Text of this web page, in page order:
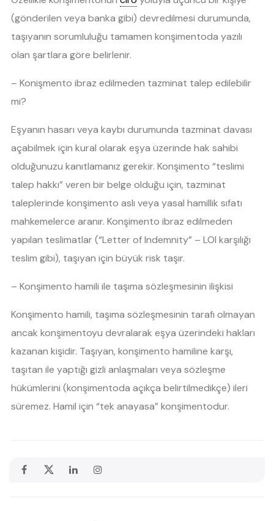
(gönderilen veya banka gibi) devredilmesi durumunda,
taşıyanın sorumluluğu tamamen konşimentoda yazılı
olan şartlara göre belirlenir.
– Konişmento ibraz edilmeden tazminat talep edilebilir
mi?
Eşyanın hasarı veya kaybı durumunda tazminat davası
açabilmek için kural olarak eşya üzerinde hak sahibi
olduğunuzu kanıtlamanız gerekir. Konşimento “teslimi
talep hakkı” veren bir belge olduğu için, tazminat
taleplerinde konşimento aslı veya yasal hamillik sıfatı
mahkemelerce aranır. Konşimento ibraz edilmeden
yapılan teslimatlar (“Letter of Indemnity” – LOI karşılığı
teslim gibi), taşıyan için büyük risk taşır.
– Konşimento hamili ile taşıma sözleşmesinin ilişkisi
Konşimento hamili, taşıma sözleşmesinin tarafı olmayan
ancak konşimentoyu devralarak eşya üzerindeki hakları
kazanan kişidir. Taşıyan, konşimento hamiline karşı,
taşıtan ile yaptığı gizli anlaşmaları veya sözleşme
hükümlerini (konşimentoda açıkça belirtilmedikçe) ileri
süremez. Hamil için “tek anayasa” konşimentodur.